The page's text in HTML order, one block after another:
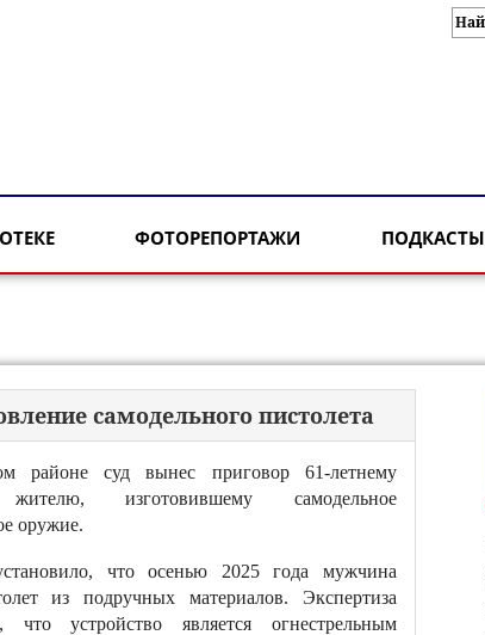
ФОТОРЕПОРТАЖИ ПОДКАСТЫ
самодельного пистолета
районе суд вынес приговор 61-летнему
изготовившему самодельное
оружие.
что осенью 2025 года мужчина
из подручных материалов. Экспертиза
что устройство является огнестрельным